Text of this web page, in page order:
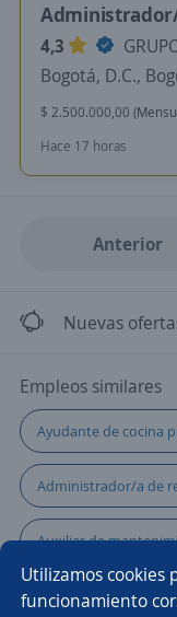
Utilizamos cookies
funcionamiento
4,3
Bogotá, D.C.,
$ 2.500.000,00
Hace 17 horas
Anterior
Nuevas
Empleos similares
Ayudante de cocina
Administrador/a de
Auxiliar de
Producción